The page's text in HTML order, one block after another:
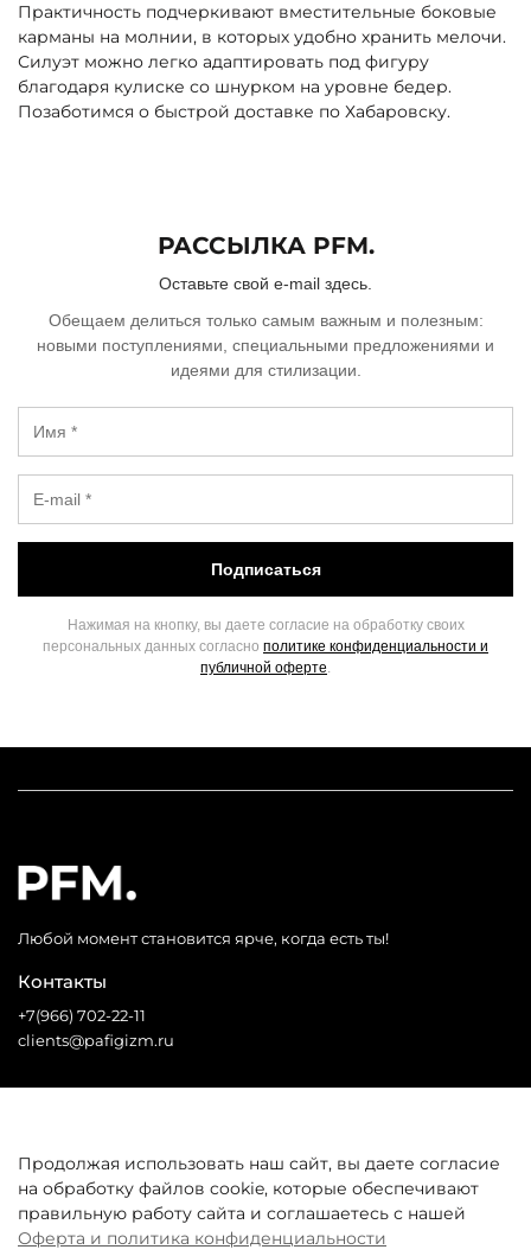
Практичность подчеркивают вместительные боковые
карманы на молнии, в которых удобно хранить мелочи.
Силуэт можно легко адаптировать под фигуру
благодаря кулиске со шнурком на уровне бедер.
Позаботимся о быстрой доставке по Хабаровску.
РАССЫЛКА PFM.
Оставьте свой e-mail здесь.
Обещаем делиться только самым важным и полезным:
новыми поступлениями, специальными предложениями и
идеями для стилизации.
Подписаться
Нажимая на кнопку, вы даете согласие на обработку своих
персональных данных согласно политике конфиденциальности и
публичной оферте.
Любой момент становится ярче, когда есть ты!
Покупателям
Контакты
+7(966) 702-22-11
clients@pafigizm.ru
* Запрещенная сеть
Продолжая использовать наш сайт, вы даете согласие
на обработку файлов cookie, которые обеспечивают
правильную работу сайта и соглашаетесь с нашей
Оферта и политика конфиденциальности